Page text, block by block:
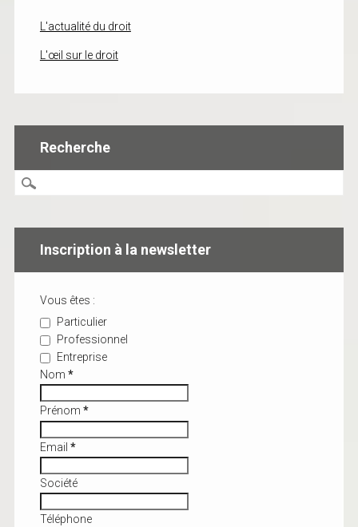
L'actualité du droit
L'œil sur le droit
Recherche
Inscription à la newsletter
Vous êtes :
Particulier
Professionnel
Entreprise
Nom *
Prénom *
Email *
Société
Téléphone